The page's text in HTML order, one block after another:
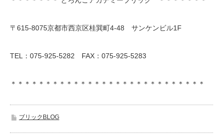
〒615-8075京都市西京区桂巽町4-48 サンケンビル1F
TEL：075-925-5282 FAX：075-925-5283
＊＊＊＊＊＊＊＊＊＊＊＊＊＊＊＊＊＊＊＊＊＊＊＊＊＊＊＊
ブリックBLOG